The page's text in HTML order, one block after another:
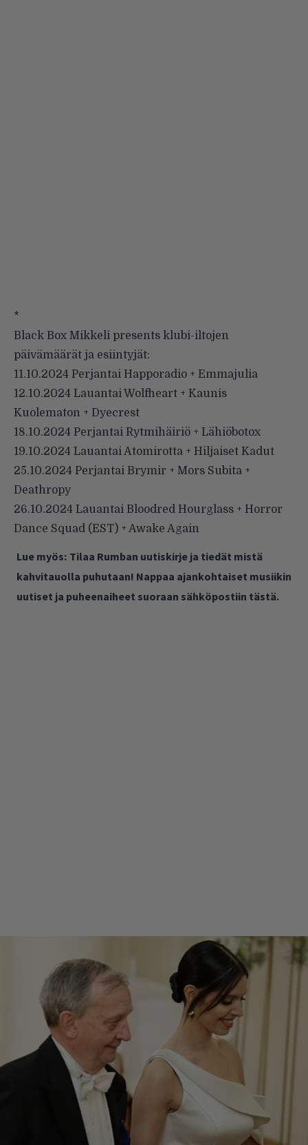
*
Black Box Mikkeli presents klubi-iltojen
päivämäärät ja esiintyjät:
11.10.2024 Perjantai Happoradio + Emmajulia
12.10.2024 Lauantai Wolfheart + Kaunis
Kuolematon + Dyecrest
18.10.2024 Perjantai Rytmihäiriö + Lähiöbotox
19.10.2024 Lauantai Atomirotta + Hiljaiset Kadut
25.10.2024 Perjantai Brymir + Mors Subita +
Deathropy
26.10.2024 Lauantai Bloodred Hourglass + Horror
Dance Squad (EST) + Awake Again
Lue myös: Tilaa Rumban uutiskirje ja tiedät mistä
kahvitauolla puhutaan! Nappaa ajankohtaiset musiikin
uutiset ja puheenaiheet suoraan sähköpostiin tästä.